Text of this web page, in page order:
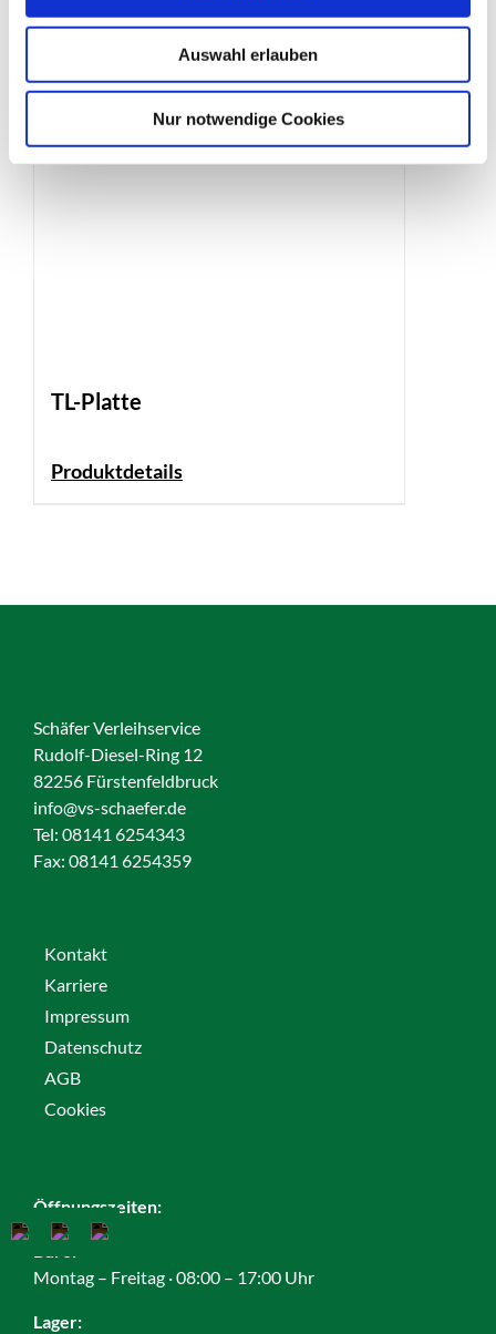
Auswahl erlauben
Nur notwendige Cookies
TL-Platte
Produktdetails
Schäfer Verleihservice
Rudolf-Diesel-Ring 12
82256 Fürstenfeldbruck
info@vs-schaefer.de
Tel: 08141 6254343
Fax: 08141 6254359
Kontakt
Karriere
Impressum
Datenschutz
AGB
Cookies
Öffnungszeiten:
Montag – Freitag · 08:00 – 17:00 Uhr
Lager: